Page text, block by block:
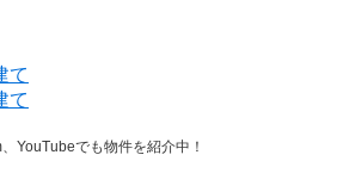
て
て
YouTubeでも物件を紹介中！